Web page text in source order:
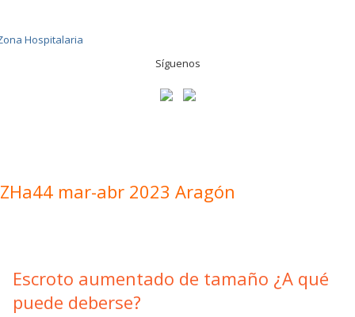
Síguenos
ZHa44 mar-abr 2023 Aragón
Escroto aumentado de tamaño ¿A qué
puede deberse?